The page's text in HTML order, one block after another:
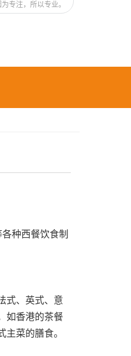
专注，所以专业。
种西餐饮食制
式、英式、意
如香港的茶餐
菜的膳食。